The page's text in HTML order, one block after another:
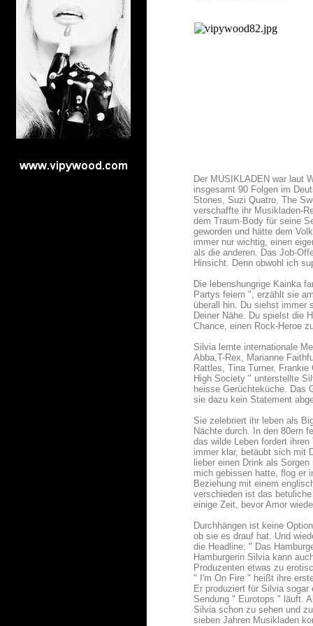
Der MUSIKLADEN war laut
insgesamt 90 Folgen im
Stones, Suzi Quatro, The
verschaffte ihr Musikladen-
dem Traum-Body für seine
geworden und hätte dem
immer nur wichtig, einen
als die anderen. Das Job-
Hinsicht. Denn obwohl ich
Die lebenshungrige Kainka
Partys feiern ", erzählt sie
überall hin. Du siehst immer
Deiner Nähe. Du spielst die
Chance, einen Rock-Heroe
Silvia lernte internationale
Abba,T-Rex, Marianne
Rattles, Tina Turner,
High Society " unterstellte
heisse Gerüchteküche. Das
sie dazu kein Statement
Sie zelebriert ihr leben als
Nächte durch. In den 80ern
das wilde Leben fordert
immer klar, betäubt sich mit
lieber einen Drink als
mich gebissen hatte, flog er
Beziehung mit einem
verschieden ist das
einige Zeit, bevor Amor
Durchhängen ist keine
ob sie es drauf hat. Und
die Headline: " Das
Hamburgerin Silvia kann
Produzenten etwas zu
" I'm On Fire " heißt ihre
Er produziert für Silvia
Sendung " Eurotops " läuft.
Silvia schon zu sehen und
sieben Jahren Musikladen